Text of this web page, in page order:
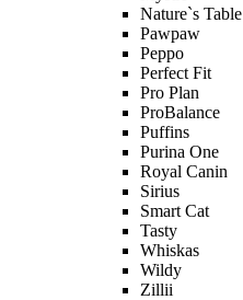
Nature`s Table
Pawpaw
Peppo
Perfect Fit
Pro Plan
ProBalance
Puffins
Purina One
Royal Canin
Sirius
Smart Cat
Tasty
Whiskas
Wildy
Zillii